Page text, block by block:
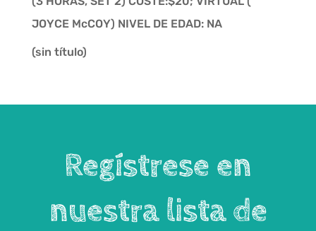
JOYCE McCOY) NIVEL DE EDAD: NA
(sin título)
Regístrese en
nuestra lista de